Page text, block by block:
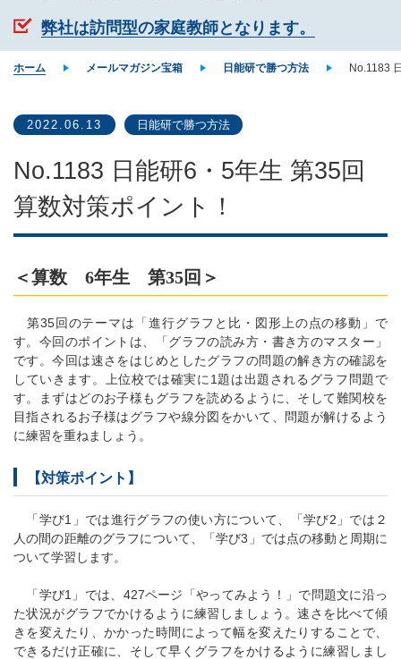
弊社は訪問型の家庭教師となります。
ホーム メールマガジン宝箱 日能研で勝つ方法 No.1183
2022.06.13 日能研で勝つ方法
No.1183 日能研6・5年生 第35回
算数対策ポイント！
＜算数 6年生 第35回＞
第35回のテーマは「進行グラフと比・図形上の点の移動」で
す。今回のポイントは、「グラフの読み方・書き方のマスター」
です。今回は速さをはじめとしたグラフの問題の解き方の確認を
していきます。上位校では確実に1題は出題されるグラフ問題で
す。まずはどのお子様もグラフを読めるように、そして難関校を
目指されるお子様はグラフや線分図をかいて、問題が解けるよう
に練習を重ねましょう。
【対策ポイント】
「学び1」では進行グラフの使い方について、「学び2」では２
人の間の距離のグラフについて、「学び3」では点の移動と周期に
ついて学習します。
「学び1」では、427ページ「やってみよう！」で問題文に沿っ
た状況がグラフでかけるように練習しましょう。速さを比べて傾
きを変えたり、かかった時間によって幅を変えたりすることで、
できるだけ正確に、そして早くグラフをかけるように練習しまし